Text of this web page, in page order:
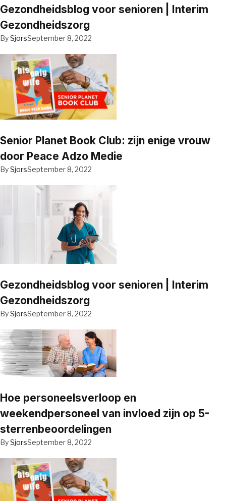
Gezondheidsblog voor senioren | Interim
Gezondheidszorg
BySjorsSeptember 8, 2022
Senior Planet Book Club: zijn enige vrouw
door Peace Adzo Medie
BySjorsSeptember 8, 2022
Gezondheidsblog voor senioren | Interim
Gezondheidszorg
BySjorsSeptember 8, 2022
Hoe personeelsverloop en
weekendpersoneel van invloed zijn op 5-
sterrenbeoordelingen
BySjorsSeptember 8, 2022